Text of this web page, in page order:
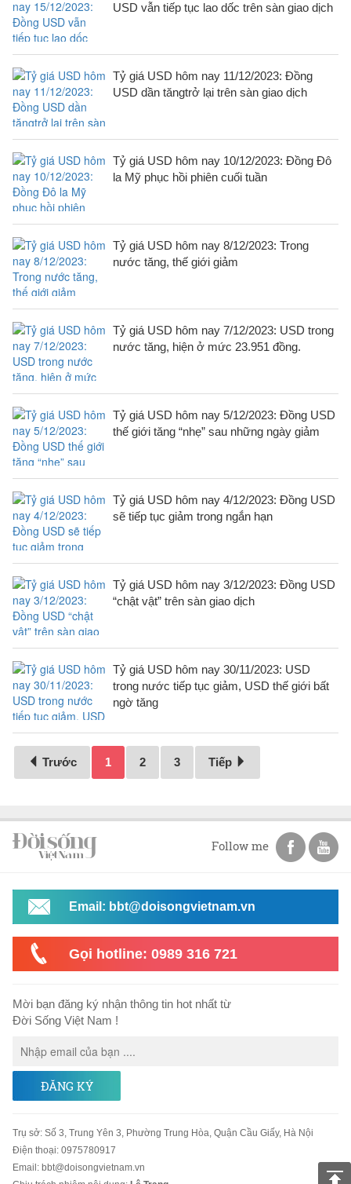
USD vẫn tiếp tục lao dốc trên sàn giao dịch
Tỷ giá USD hôm nay 11/12/2023: Đồng
USD dần tăngtrở lại trên sàn giao dịch
Tỷ giá USD hôm nay 10/12/2023: Đồng Đô
la Mỹ phục hồi phiên cuối tuần
Tỷ giá USD hôm nay 8/12/2023: Trong
nước tăng, thế giới giảm
Tỷ giá USD hôm nay 7/12/2023: USD trong
nước tăng, hiện ở mức 23.951 đồng.
Tỷ giá USD hôm nay 5/12/2023: Đồng USD
thế giới tăng “nhẹ” sau những ngày giảm
Tỷ giá USD hôm nay 4/12/2023: Đồng USD
sẽ tiếp tục giảm trong ngắn hạn
Tỷ giá USD hôm nay 3/12/2023: Đồng USD
“chật vật” trên sàn giao dịch
Tỷ giá USD hôm nay 30/11/2023: USD
trong nước tiếp tục giảm, USD thế giới bất
ngờ tăng
Trước 1 2 3 Tiếp
Follow me
Email: bbt@doisongvietnam.vn
Gọi hotline: 0989 316 721
Mời bạn đăng ký nhận thông tin hot nhất từ
Đời Sống Việt Nam !
ĐĂNG KÝ
Trụ sở: Số 3, Trung Yên 3, Phường Trung Hòa, Quận Cầu Giấy, Hà Nội
Điện thoại: 0975780917
Email : bbt@doisongvietnam.vn